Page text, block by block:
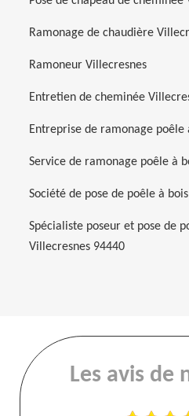
Ramonage de chaudière
Ramoneur Villecresnes
Entretien de cheminée
Entreprise de ramonage
Service de ramonage poêle à
Société de pose de poêle à
Spécialiste poseur et pose de
Villecresnes 94440
Les avis de